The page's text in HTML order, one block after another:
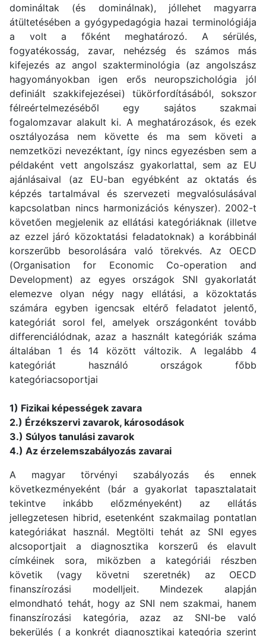
domináltak (és dominálnak), jóllehet magyarra
átültetésében a gyógypedagógia hazai terminológiája
a volt a főként meghatározó. A sérülés,
fogyatékosság, zavar, nehézség és számos más
kifejezés az angol szakterminológia (az angolszász
hagyományokban igen erős neuropszichológia jól
definiált szakkifejezései) tükörfordításából, sokszor
félreértelmezéséből egy sajátos szakmai
fogalomzavar alakult ki. A meghatározások, és ezek
osztályozása nem követte és ma sem követi a
nemzetközi nevezéktant, így nincs egyezésben sem a
példaként vett angolszász gyakorlattal, sem az EU
ajánlásaival (az EU-ban egyébként az oktatás és
képzés tartalmával és szervezeti megvalósulásával
kapcsolatban nincs harmonizációs kényszer). 2002-t
követően megjelenik az ellátási kategóriáknak (illetve
az ezzel járó közoktatási feladatoknak) a korábbinál
korszerűbb besorolására való törekvés. Az OECD
(Organisation for Economic Co-operation and
Development) az egyes országok SNI gyakorlatát
elemezve olyan négy nagy ellátási, a közoktatás
számára egyben igencsak eltérő feladatot jelentő,
kategóriát sorol fel, amelyek országonként tovább
differenciálódnak, azaz a használt kategóriák száma
általában 1 és 14 között változik. A legalább 4
kategóriát használó országok főbb
kategóriacsoportjai
1) Fizikai képességek zavara
2.) Érzékszervi zavarok, károsodások
3.) Súlyos tanulási zavarok
4.) Az érzelemszabályozás zavarai
A magyar törvényi szabályozás és ennek
következményeként (bár a gyakorlat tapasztalatait
tekintve inkább előzményeként) az ellátás
jellegzetesen hibrid, esetenként szakmailag pontatlan
kategóriákat használ. Megtölti tehát az SNI egyes
alcsoportjait a diagnosztika korszerű és elavult
címkéinek sora, miközben a kategóriái részben
követik (vagy követni szeretnék) az OECD
finanszírozási modelljeit. Mindezek alapján
elmondható tehát, hogy az SNI nem szakmai, hanem
finanszírozási kategória, azaz az SNI-be való
bekerülés ( a konkrét diagnosztikai kategória szerint